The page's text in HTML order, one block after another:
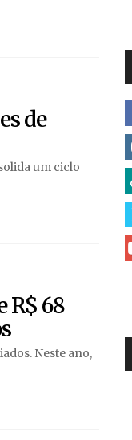
de
um ciclo
R$ 68
Neste ano,